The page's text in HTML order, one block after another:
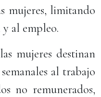
mujeres, limitando
y al empleo.
mujeres destinan
al trabajo
no remunerados,